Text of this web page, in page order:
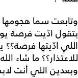
وتابعت سما
بتقول ادّيت فرصة
اللي ادّيتها فرصة؟؟
للاعتذار؟؟ ما شاء
وبعدين اللي أنت